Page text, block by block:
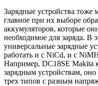
Зарядные устройства тоже
главное при их выборе
аккумуляторов, которые
необходимое для заряда. В
универсальные зарядные
работать и с NiCd, и с
Например, DC18SE Makita
зарядным устройствам,
трех типов с разным